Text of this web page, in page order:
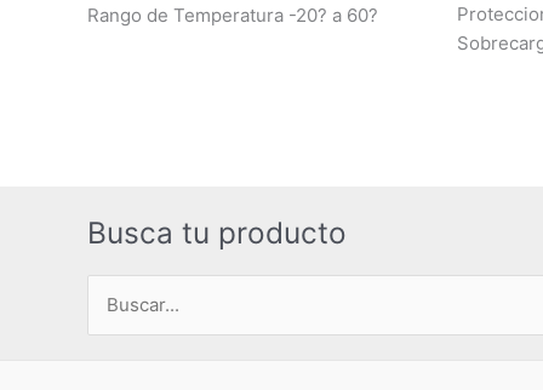
Rango de Temperatura -20? a 60?
Busca tu producto
Buscar
por: